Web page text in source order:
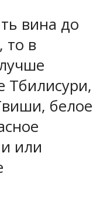
вина до
то в
Тбилисури,
белое
или